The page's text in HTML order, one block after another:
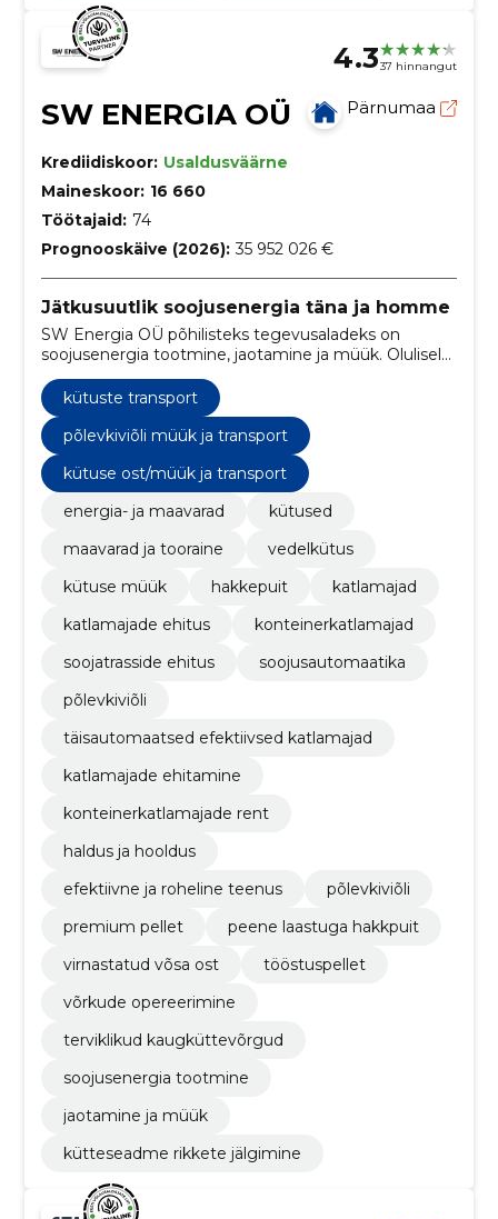
4.337 hinnangut
SW ENERGIA OÜ Pärnumaa
Krediidiskoor: Usaldusväärne
Maineskoor: 16 660
Töötajaid: 74
Prognooskäive (2026): 35 952 026 €
Jätkusuutlik soojusenergia täna ja homme
SW Energia OÜ põhilisteks tegevusaladeks on
soojusenergia tootmine, jaotamine ja müük. Olulisel
vastavus ja nende kõrge kvaliteet
kütuste transport
põlevkiviõli müük ja transport
kütuse ost/müük ja transport
energia- ja maavarad
kütused
maavarad ja tooraine
vedelkütus
kütuse müük
hakkepuit
katlamajad
katlamajade ehitus
konteinerkatlamajad
soojatrasside ehitus
soojusautomaatika
põlevkiviõli
täisautomaatsed efektiivsed katlamajad
katlamajade ehitamine
konteinerkatlamajade rent
haldus ja hooldus
efektiivne ja roheline teenus
põlevkiviõli
premium pellet
peene laastuga hakkpuit
virnastatud võsa ost
tööstuspellet
võrkude opereerimine
terviklikud kaugküttevõrgud
soojusenergia tootmine
jaotamine ja müük
kütteseadme rikkete jälgimine